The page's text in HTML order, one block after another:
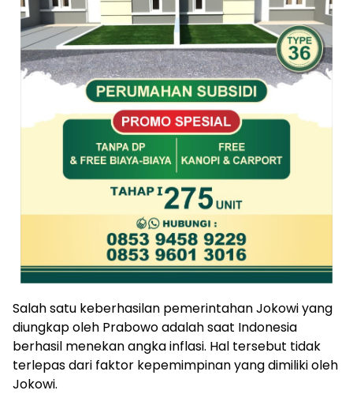
Salah satu keberhasilan pemerintahan Jokowi yang
diungkap oleh Prabowo adalah saat Indonesia
berhasil menekan angka inflasi. Hal tersebut tidak
terlepas dari faktor kepemimpinan yang dimiliki oleh
Jokowi.